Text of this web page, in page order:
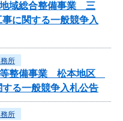
地域総合整備事業 三
に関する一般競争入
所
等整備事業 松本地区
る一般競争入札公告
所